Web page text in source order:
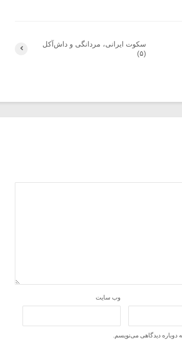
سکوت ایرانی، مردانگی و داش‌آکل
(۵)
وب‌ سایت
دوباره دیدگاهی می‌نویسم.